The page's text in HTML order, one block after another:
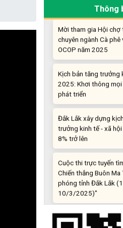
Thông
Mời tham gia Hội chợ
chuyên ngành Cà phê
OCOP năm 2025
Kịch bản tăng trưởng
2025: Khơi thông mọi
phát triển
Đắk Lắk xây dựng
trưởng kinh tế - xã hội
8% trở lên
Cuộc thi trực tuyến
Chiến thắng Buôn Ma
phóng tỉnh Đắk Lắk
10/3/2025)"
Những sáng tạo độc
lá vườn”